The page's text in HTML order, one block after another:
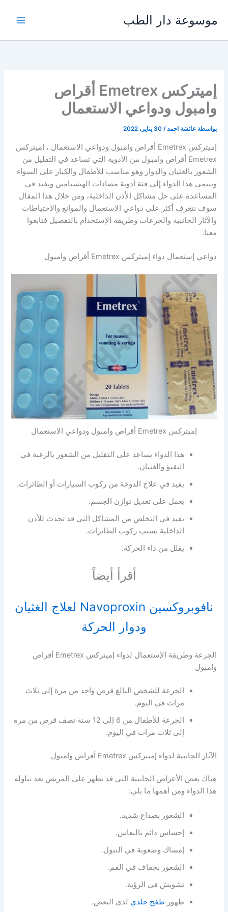
المحتوى
موسوعة دار الطب
إميتركس Emetrex أقراص
وامبول ودواعي الاستعمال
بواسطة عائشة احمد/30 يناير، 2022
إميتركس Emetrex أقراص وامبول ودواعي الاستعمال ، إميتركس
Emetrex أقراص وامبول من الأدوية التي تساعد في التقليل من
الشعور بالغثيان والدوار وهو مناسب للأطفال والكبار على السواء
وينتمى هذا الدواء إلى فئة أدوية مضادات الهيستامين ويفيد في
المساعدة على حل مشاكل الأذن الداخلية، ومن خلال هذا المقال
سوف نتعرف أكثر على دواعي الإستعمال والموانع والإحتياطات
والآثار الجانبية والجرعات وطريقة الإستخدام بالتفصيل فتابعوا
معنا.
دواعي إستعمال دواء إميتركس Emetrex أقراص وامبول
إميتركس Emetrex أقراص وامبول ودواعي الاستعمال
هذا الدواء يساعد على التقليل من الشعور بالرغبة في
التقيؤ والغثيان.
يفيد في علاج الدوخة من ركوب السيارات أو الطائرات.
يعمل على تعديل توازن الجسم.
يفيد في التخلص من المشاكل التي قد تحدث للأذن
الداخلية بسبب ركوب الطائرات.
يقلل من داء الحركة.
أقرأ أيضاً
نافوبروكسين Navoproxin لعلاج الغثيان
ودوار الحركة
الجرعة وطريقة الإستعمال لدواء إميتركس Emetrex أقراص
وامبول
الجرعة للشخص البالغ قرص واحد من مرة إلى ثلاث
مرات في اليوم.
الجرعة للأطفال من 6 إلى 12 سنة نصف قرص من مرة
إلى ثلاث مرات في اليوم.
الآثار الجانبية لدواء إميتركس Emetrex أقراص وامبول
هناك بعض الأعراض الجانبية التي قد تظهر على المريض بعد تناوله
هذا الدواء ومن أهمها ما يلي:
الشعور بصداع شديد.
إحساس دائم بالنعاس.
إمساك وصعوبة في التبول.
الشعور بجفاف في الفم.
تشويش في الرؤية.
ظهور طفح جلدي لدى البعض.